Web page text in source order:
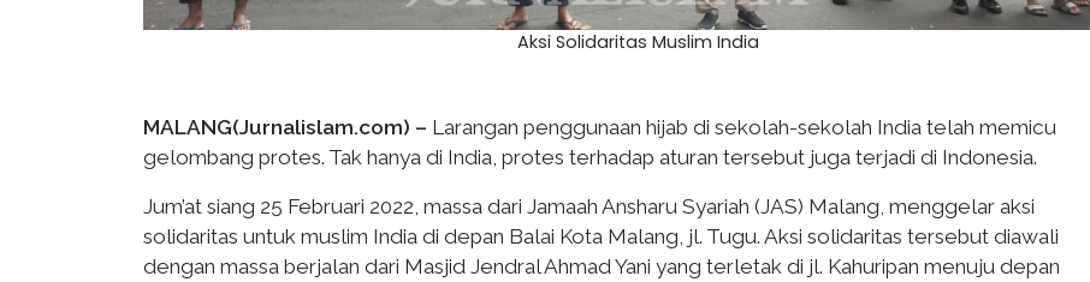
Aksi Solidaritas Muslim India
MALANG(Jurnalislam.com) – Larangan penggunaan hijab di sekolah-sekolah India telah memicu
gelombang protes. Tak hanya di India, protes terhadap aturan tersebut juga terjadi di Indonesia.
Jum’at siang 25 Februari 2022, massa dari Jamaah Ansharu Syariah (JAS) Malang, menggelar aksi
solidaritas untuk muslim India di depan Balai Kota Malang, jl. Tugu. Aksi solidaritas tersebut diawali
dengan massa berjalan dari Masjid Jendral Ahmad Yani yang terletak di jl. Kahuripan menuju depan